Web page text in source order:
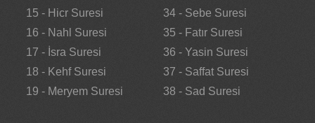
15 - Hicr Suresi
16 - Nahl Suresi
17 - İsra Suresi
18 - Kehf Suresi
19 - Meryem Suresi
34 - Sebe Suresi
35 - Fatır Suresi
36 - Yasin Suresi
37 - Saffat Suresi
38 - Sad Suresi